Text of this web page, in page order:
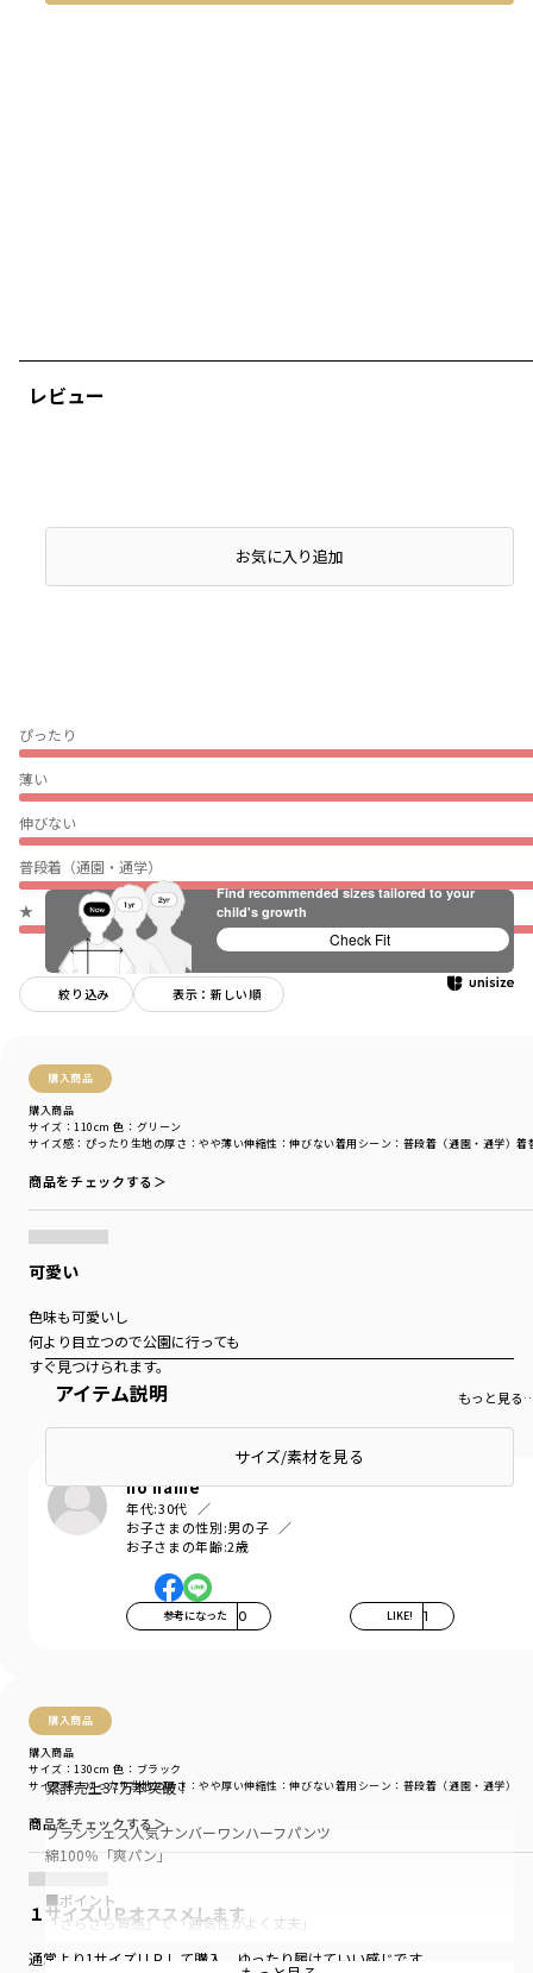
レビュー
ぴったり
薄い
伸びない
普段着（通園・通学）
★
絞り込み 表示：新しい順
購入商品
購入商品
サイズ感 ：ぴったり 生地の厚さ ：やや薄い伸縮性 ：伸びない着用シーン ：普段着（通園・通学）着
サイズ：110cm 色：グリーン
商品をチェックする＞
可愛い
色味も可愛いし
何より目立つので公園に行っても
すぐ見つけられます。
もっと見る
no name
年代:30代
お子さまの性別:男の子
お子さまの年齢:2歳
参考になった 0 LIKE! 1
購入商品
購入商品
サイズ感：ゆったり生地の厚さ ：やや厚い伸縮性 ：伸びない着用シーン ：普段着（通園・通学）
サイズ：130cm 色：ブラック
商品をチェックする＞
１サイズＵＰオススメします
通常より1サイズＵＰして購入。ゆったり履けていい感じです。
お気に入り追加
アイテム説明
サイズ/素材を見る
累計売上37万本突破！
ブランシェス人気ナンバーワンハーフパンツ
綿100％「爽パン」
■ポイント
「さらさら質感」で「通気性がよく丈夫」
「爽パン」の総柄シリーズです。
Find recommended sizes tailored to your
child's growth
Check Fit